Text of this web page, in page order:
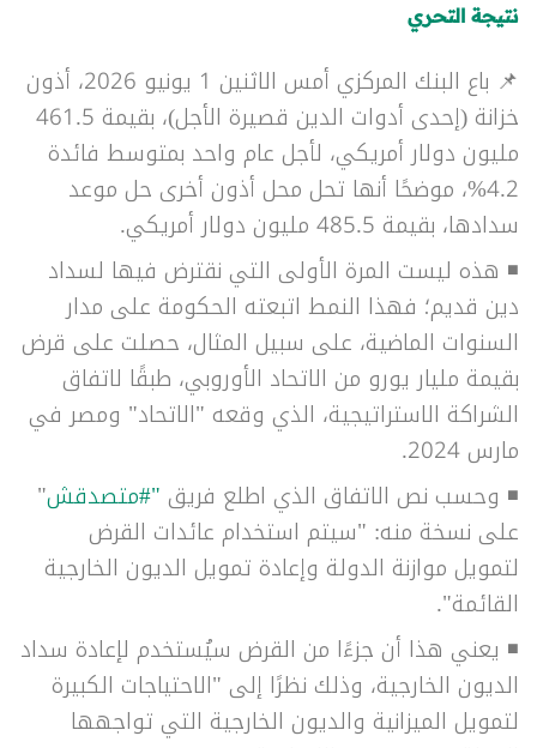
نتيجة التحري
📌 باع البنك المركزي أمس الاثنين 1 يونيو 2026، أذون
خزانة (إحدى أدوات الدين قصيرة الأجل)، بقيمة 461.5
مليون دولار أمريكي، لأجل عام واحد بمتوسط فائدة
4.2%، موضحًا أنها تحل محل أذون أخرى حل موعد
سدادها، بقيمة 485.5 مليون دولار أمريكي.
◾ هذه ليست المرة الأولى التي نقترض فيها لسداد
دين قديم؛ فهذا النمط اتبعته الحكومة على مدار
السنوات الماضية، على سبيل المثال، حصلت على قرض
بقيمة مليار يورو من الاتحاد الأوروبي، طبقًا لاتفاق
الشراكة الاستراتيجية، الذي وقعه "الاتحاد" ومصر في
مارس 2024.
◾ وحسب نص الاتفاق الذي اطلع فريق "#متصدقش"
على نسخة منه: "سيتم استخدام عائدات القرض
لتمويل موازنة الدولة وإعادة تمويل الديون الخارجية
القائمة".
◾ يعني هذا أن جزءًا من القرض سيُستخدم لإعادة سداد
الديون الخارجية، وذلك نظرًا إلى "الاحتياجات الكبيرة
لتمويل الميزانية والديون الخارجية التي تواجهها